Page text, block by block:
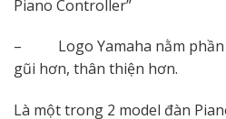
Piano Controller”
– Logo Yamaha nằm phần
gũi hơn, thân thiện hơn.
Là một trong 2 model đàn